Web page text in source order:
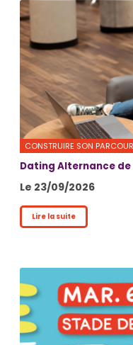
CONSTRUIRE SON
Dating Alternance de
Le 23/09/2026
Lire la suite